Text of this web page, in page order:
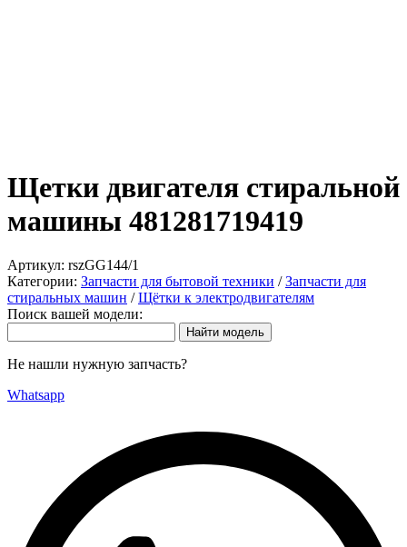
Щетки двигателя стиральной
машины 481281719419
Артикул: rszGG144/1
Категории: Запчасти для бытовой техники /Запчасти для
стиральных машин /Щётки к электродвигателям
Поиск вашей модели:
Не нашли нужную запчасть?
Whatsapp